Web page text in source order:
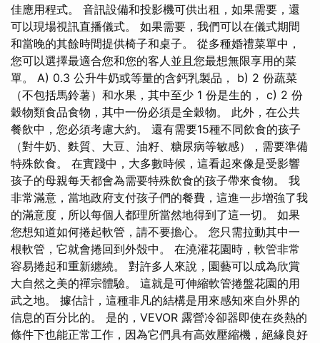
佳應用程式。 音訊設備和投影機可供出租，如果需要，還
可以現場視訊直播儀式。 如果需要，我們可以在儀式期間
和當晚的其餘時間提供椅子和桌子。 從多種婚禮菜單中，
您可以選擇最適合您和您的客人並且您最想無限享用的菜
單。 A) 0.3 公升牛奶或等量的含鈣乳製品， b) 2 份蔬菜
（不包括馬鈴薯）和水果，其中至少 1 份是生的， c) 2 份
穀物類食品食物，其中一份必須是全穀物。 此外，在公共
餐飲中，您必須考慮大約。 還有需要15種不同飲食的孩子
（對牛奶、麩質、大豆、油籽、糖尿病等敏感），需要準備
特殊飲食。 在實踐中，大多數時候，這看起來像是受影響
孩子的母親每天都會為需要特殊飲食的孩子帶來食物。 我
非常滿意，當地政府支付孩子們的餐費，這進一步增強了我
的滿意度，所以每個人都理所當然地得到了這一切。 如果
您想知道如何捲起軟管，請不要擔心。 您只需拉動其中一
根軟管，它就會捲回到外殼中。 在澆灌花園時，軟管非常
容易捲起和重新纏繞。 對許多人來說，園藝可以成為欣賞
大自然之美的禪宗體驗。 這就是可伸縮軟管捲盤花園的用
武之地。 據估計，這種非凡的結構是用來感知來自外界的
信息的百分比的。 是的，VEVOR 露營冷卻器即使在炎熱的
條件下也能正常工作，因為它們具有高效壓縮機，絕緣良好